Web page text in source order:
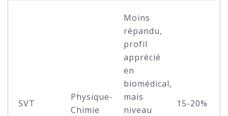
SVT
Physique-
Chimie
Moins
répandu,
profil
apprécié
en
biomédical,
mais
niveau
15-20%